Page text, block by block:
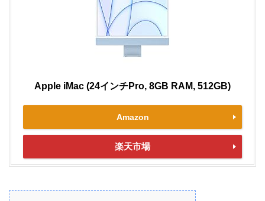
Apple iMac (24インチPro, 8GB RAM, 512GB)
Amazon
楽天市場